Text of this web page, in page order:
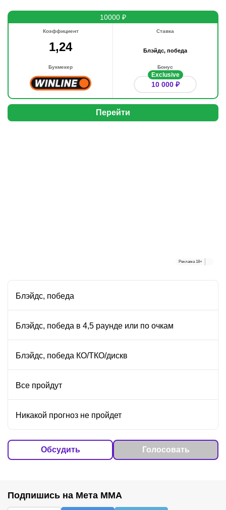
10000 ₽
Коэффициент
1,24
Ставка
Блэйдс, победа
Букмекер Бонус
Exclusive
10 000 ₽
Перейти
Реклама 18+
Блэйдс, победа
Блэйдс, победа в 4,5 раунде или по очкам
Блэйдс, победа КО/ТКО/дискв
Все пройдут
Никакой прогноз не пройдет
Обсудить Голосовать
Подпишись на Мета ММА